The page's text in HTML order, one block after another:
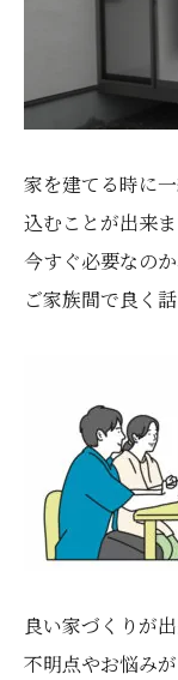
家を建てる時に
込むことが出来ま
今すぐ必要なの
ご家族間で良く
良い家づくりが
不明点やお悩み